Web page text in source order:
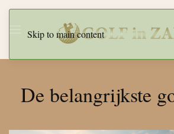
Skip to main content
De belangrijkste